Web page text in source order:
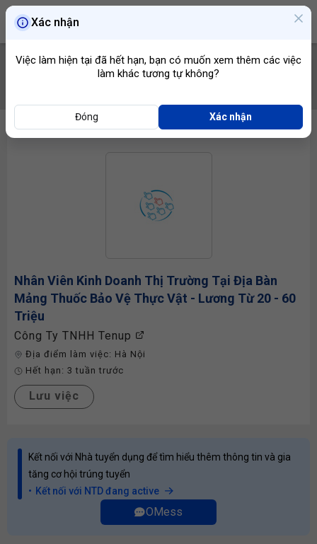
Nhân Viên Kinh Doanh Thị Trường Tại Địa Bàn
Mảng Thuốc Bảo Vệ Thực Vật - Lương Từ 20 - 60
Triệu
Công Ty TNHH Tenup
Địa điểm làm việc: Hà Nội
Hết hạn: 3 tuần trước
Lưu việc
Kết nối với Nhà tuyển dụng để tìm hiểu thêm thông tin và gia
tăng cơ hội trúng tuyển
Kết nối với NTD đang active
OMess
Xác nhận
Việc làm hiện tại đã hết hạn, bạn có muốn xem thêm các việc
làm khác tương tự không?
Đóng Xác nhận